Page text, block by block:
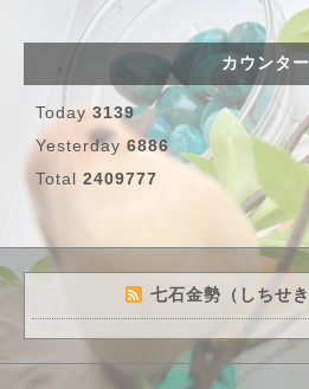
カウンター
Today 3139
Yesterday 6886
Total 2409777
七石金勢（しちせ